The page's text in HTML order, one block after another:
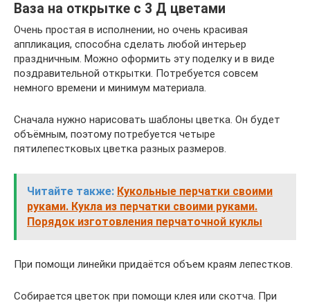
Ваза на открытке с 3 Д цветами
Очень простая в исполнении, но очень красивая
аппликация, способна сделать любой интерьер
праздничным. Можно оформить эту поделку и в виде
поздравительной открытки. Потребуется совсем
немного времени и минимум материала.
Сначала нужно нарисовать шаблоны цветка. Он будет
объёмным, поэтому потребуется четыре
пятилепестковых цветка разных размеров.
Читайте также: Кукольные перчатки своими
руками. Кукла из перчатки своими руками.
Порядок изготовления перчаточной куклы
При помощи линейки придаётся объем краям лепестков.
Собирается цветок при помощи клея или скотча. При